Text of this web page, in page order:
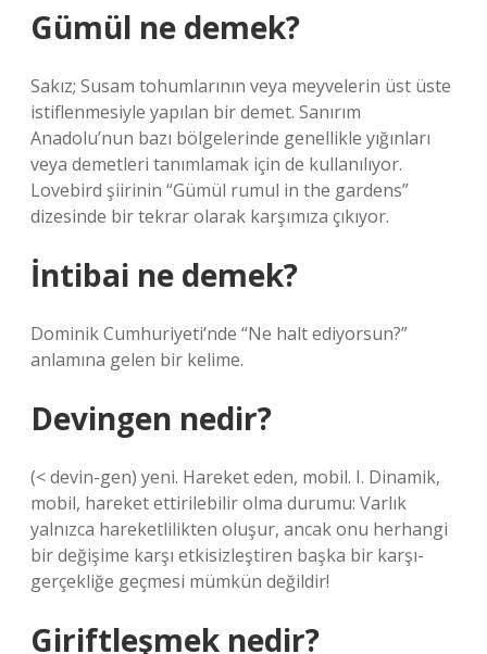
Gümül ne demek?
Sakız; Susam tohumlarının veya meyvelerin üst üste
istiflenmesiyle yapılan bir demet. Sanırım
Anadolu’nun bazı bölgelerinde genellikle yığınları
veya demetleri tanımlamak için de kullanılıyor.
Lovebird şiirinin “Gümül rumul in the gardens”
dizesinde bir tekrar olarak karşımıza çıkıyor.
İntibai ne demek?
Dominik Cumhuriyeti’nde “Ne halt ediyorsun?”
anlamına gelen bir kelime.
Devingen nedir?
(< devin-gen) yeni. Hareket eden, mobil. I. Dinamik,
mobil, hareket ettirilebilir olma durumu: Varlık
yalnızca hareketlilikten oluşur, ancak onu herhangi
bir değişime karşı etkisizleştiren başka bir karşı-
gerçekliğe geçmesi mümkün değildir!
Giriftleşmek nedir?